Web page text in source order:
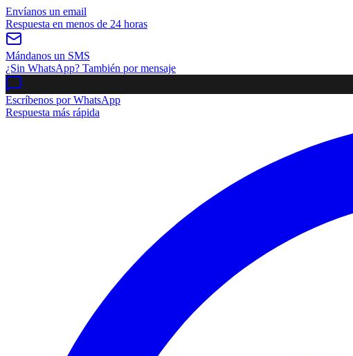
Envíanos un email
Respuesta en menos de 24 horas
Mándanos un SMS
¿Sin WhatsApp? También por mensaje
Escríbenos por WhatsApp
Respuesta más rápida